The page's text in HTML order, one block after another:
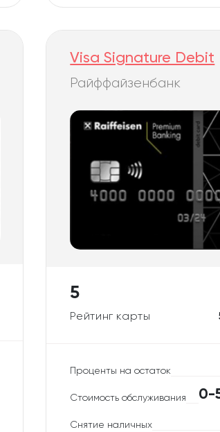
Visa Signature Debit
Райффайзенбанк
5
Рейтинг карты
Проценты на остаток
Стоимость обслуживания 0-
Снятие наличных